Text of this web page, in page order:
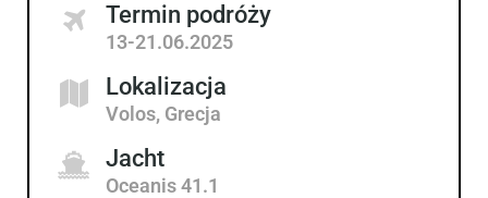
Termin podróży
13-21.06.2025
Lokalizacja
Volos, Grecja
Jacht
Oceanis 41.1